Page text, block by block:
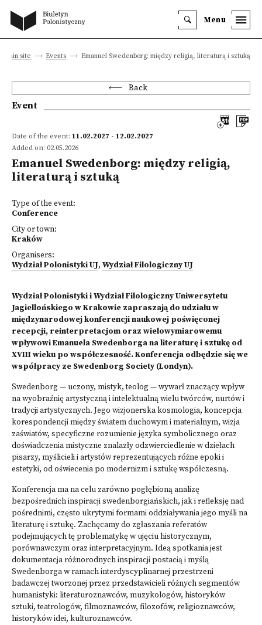
Menu
Main site Events Emanuel Swedenborg: między religią, literaturą i sztuką
Back
Event
Date of the event: 11.02.2027 - 12.02.2027
Added on: 02.05.2026
Emanuel Swedenborg: między religią,
literaturą i sztuką
Type of the event:
Conference
City or town:
Kraków
Organisers:
Wydział Polonistyki UJ, Wydział Filologiczny UJ
Wydział Polonistyki i Wydział Filologiczny Uniwersytetu
Jagiellońskiego w Krakowie zapraszają do udziału w
międzynarodowej konferencji naukowej poświęconej
recepcji, reinterpretacjom oraz wielowymiarowemu
wpływowi Emanuela Swedenborga na literaturę i sztukę od
XVIII wieku po współczesność. Konferencja odbędzie się we
współpracy ze Swedenborg Society (Londyn).
Swedenborg — uczony, mistyk, teolog — wywarł znaczący wpływ
na wyobraźnię artystyczną i intelektualną wielu twórców, nurtów i
tradycji artystycznych. Jego wizjonerska kosmologia, koncepcja
korespondencji między światem duchowym i materialnym, wizja
zaświatów, specyficzne rozumienie języka symbolicznego oraz
doświadczenia mistyczne znalazły odzwierciedlenie w dziełach
pisarzy, myślicieli i artystów reprezentujących różne epoki i
estetyki, od oświecenia po modernizm i sztukę współczesną.
Konferencja ma na celu zarówno pogłębioną analizę
bezpośrednich inspiracji swedenborgiańskich, jak i refleksję nad
pośrednimi, często ukrytymi formami oddziaływania jego myśli na
literaturę i sztukę. Zachęcamy do zgłaszania referatów
podejmujących tę problematykę w ujęciu historycznym,
porównawczym oraz interpretacyjnym. Ideą spotkania jest
dokumentacja różnorodnych inspiracji postacią i myślą
Swedenborga w ramach interdyscyplinarnej przestrzeni
badawczej tworzonej przez przedstawicieli różnych segmentów
humanistyki: literaturoznawców, muzykologów, historyków
sztuki, teatrologów, filmoznawców, filozofów, religioznawców,
historyków idei, kulturoznawców.